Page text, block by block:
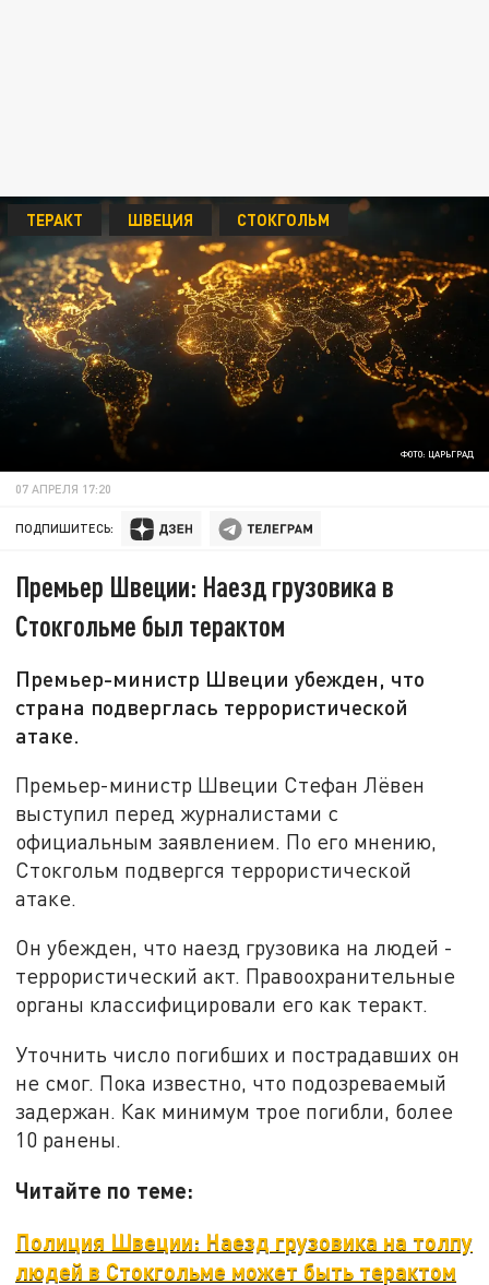
ФОТО: ЦАРЬГРАД
ТЕРАКТ ШВЕЦИЯ СТОКГОЛЬМ
07 АПРЕЛЯ 17:20
ПОДПИШИТЕСЬ:
Премьер Швеции: Наезд грузовика в
Стокгольме был терактом
Премьер-министр Швеции убежден, что
страна подверглась террористической
атаке.
Премьер-министр Швеции Стефан Лёвен
выступил перед журналистами с
официальным заявлением. По его мнению,
Стокгольм подвергся террористической
атаке.
Он убежден, что наезд грузовика на людей -
террористический акт. Правоохранительные
органы классифицировали его как теракт.
Уточнить число погибших и пострадавших он
не смог. Пока известно, что подозреваемый
задержан. Как минимум трое погибли, более
10 ранены.
Читайте по теме:
Полиция Швеции: Наезд грузовика на толпу
людей в Стокгольме может быть терактом